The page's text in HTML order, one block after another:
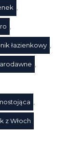
,
,
łazienkowy ,
,
,
z Włoch